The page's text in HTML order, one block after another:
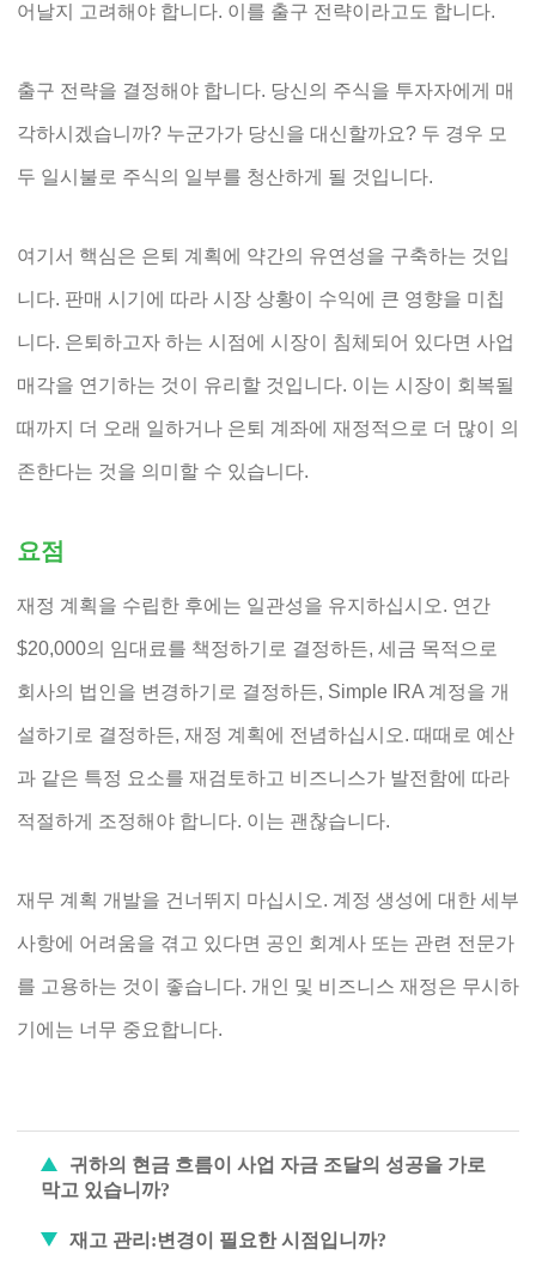
어날지 고려해야 합니다. 이를 출구 전략이라고도 합니다.
출구 전략을 결정해야 합니다. 당신의 주식을 투자자에게 매
각하시겠습니까? 누군가가 당신을 대신할까요? 두 경우 모
두 일시불로 주식의 일부를 청산하게 될 것입니다.
여기서 핵심은 은퇴 계획에 약간의 유연성을 구축하는 것입
니다. 판매 시기에 따라 시장 상황이 수익에 큰 영향을 미칩
니다. 은퇴하고자 하는 시점에 시장이 침체되어 있다면 사업
매각을 연기하는 것이 유리할 것입니다. 이는 시장이 회복될
때까지 더 오래 일하거나 은퇴 계좌에 재정적으로 더 많이 의
존한다는 것을 의미할 수 있습니다.
요점
재정 계획을 수립한 후에는 일관성을 유지하십시오. 연간
$20,000의 임대료를 책정하기로 결정하든, 세금 목적으로
회사의 법인을 변경하기로 결정하든, Simple IRA 계정을 개
설하기로 결정하든, 재정 계획에 전념하십시오. 때때로 예산
과 같은 특정 요소를 재검토하고 비즈니스가 발전함에 따라
적절하게 조정해야 합니다. 이는 괜찮습니다.
재무 계획 개발을 건너뛰지 마십시오. 계정 생성에 대한 세부
사항에 어려움을 겪고 있다면 공인 회계사 또는 관련 전문가
를 고용하는 것이 좋습니다. 개인 및 비즈니스 재정은 무시하
기에는 너무 중요합니다.
귀하의 현금 흐름이 사업 자금 조달의 성공을 가로
막고 있습니까?
재고 관리:변경이 필요한 시점입니까?